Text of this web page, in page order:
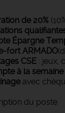
de 20%
Épargne
fort ARMADO
CSE : jeux,
à la semaine
avec
du poste